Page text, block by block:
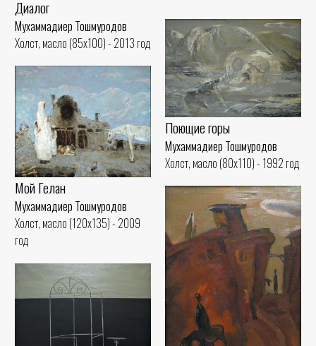
Диалог
Мухаммадиер Тошмуродов
Холст, масло (85x100) - 2013 год
Поющие горы
Мухаммадиер Тошмуродов
Холст, масло (80x110) - 1992 год
Мой Гелан
Мухаммадиер Тошмуродов
Холст, масло (120x135) - 2009
год